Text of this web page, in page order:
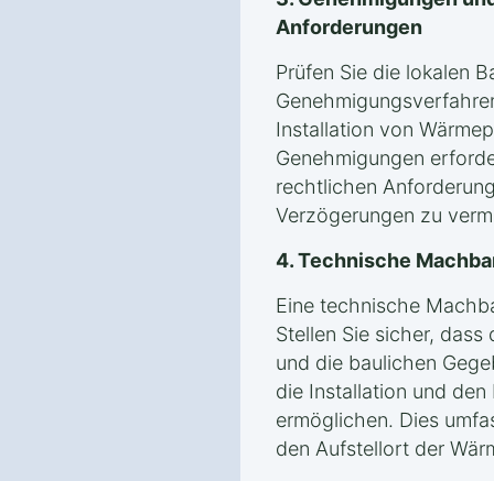
Anforderungen
Prüfen Sie die lokalen
Installation von
Genehmigungen
rechtlichen
Verzögerungen zu
4. Technische
Eine technische
Stellen Sie sicher,
und die baulichen
die Installation und den
ermöglichen. Dies
den Aufstellort der